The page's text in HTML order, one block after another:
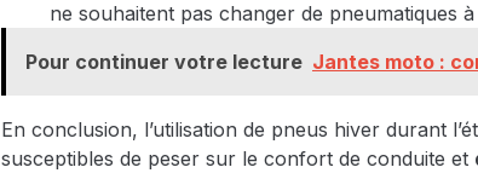
ne souhaitent pas changer de pneumatiques
Pour continuer votre lecture Jantes moto :
En conclusion, l’utilisation de pneus hiver durant
susceptibles de peser sur le confort de conduite et